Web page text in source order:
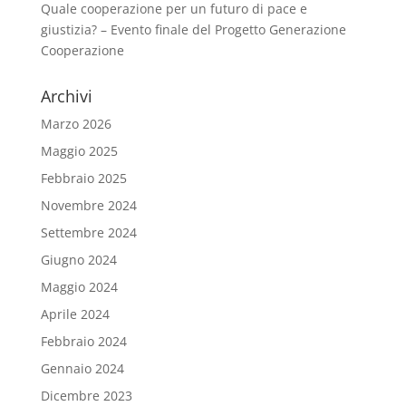
Quale cooperazione per un futuro di pace e
giustizia? – Evento finale del Progetto Generazione
Cooperazione
Archivi
Marzo 2026
Maggio 2025
Febbraio 2025
Novembre 2024
Settembre 2024
Giugno 2024
Maggio 2024
Aprile 2024
Febbraio 2024
Gennaio 2024
Dicembre 2023